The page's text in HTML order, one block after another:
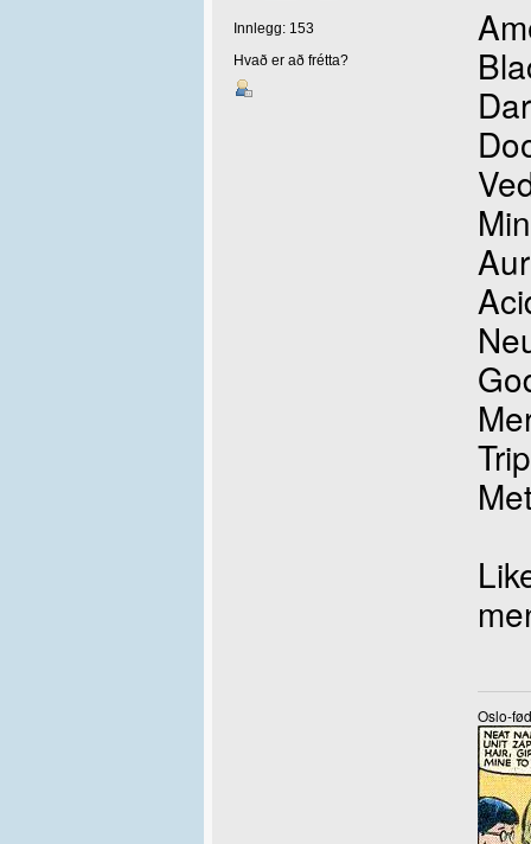
Innlegg: 153
Hvað er að frétta?
Oslo-